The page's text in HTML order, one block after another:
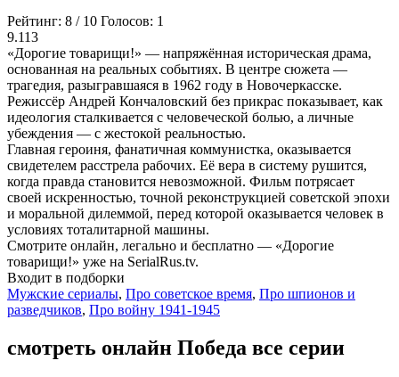
Рейтинг: 8 / 10 Голосов: 1
9.113
«Дорогие товарищи!» — напряжённая историческая драма,
основанная на реальных событиях. В центре сюжета —
трагедия, разыгравшаяся в 1962 году в Новочеркасске.
Режиссёр Андрей Кончаловский без прикрас показывает, как
идеология сталкивается с человеческой болью, а личные
убеждения — с жестокой реальностью.
Главная героиня, фанатичная коммунистка, оказывается
свидетелем расстрела рабочих. Её вера в систему рушится,
когда правда становится невозможной. Фильм потрясает
своей искренностью, точной реконструкцией советской эпохи
и моральной дилеммой, перед которой оказывается человек в
условиях тоталитарной машины.
Смотрите онлайн, легально и бесплатно — «Дорогие
товарищи!» уже на SerialRus.tv.
Входит в подборки
Мужские сериалы, Про советское время, Про шпионов и
разведчиков, Про войну 1941-1945
смотреть онлайн Победа все серии